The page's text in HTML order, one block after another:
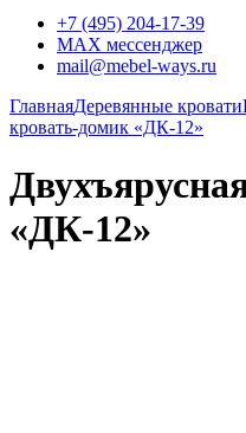
+7 (495) 204-17-39
MAX мессенджер
mail@mebel-ways.ru
ГлавнаяДеревянные кровати
кровать-домик «ДК-12»
«ДК-12»